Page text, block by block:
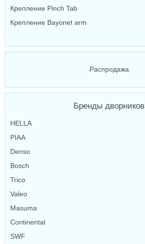
Крепление Pinch Tab
Крепление Bayonet arm
Распродажа
Бренды дворников
HELLA
PIAA
Denso
Bosch
Trico
Valeo
Masuma
Continental
SWF